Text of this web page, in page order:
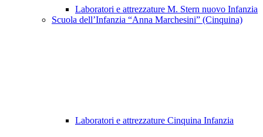
Laboratori e attrezzature M. Stern nuovo Infanzia
Scuola dell’Infanzia “Anna Marchesini” (Cinquina)
Laboratori e attrezzature Cinquina Infanzia